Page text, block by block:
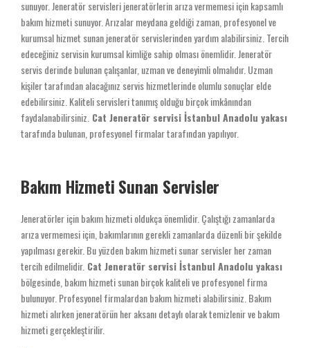
sunuyor. Jeneratör servisleri jeneratörlerin arıza vermemesi için kapsamlı
bakım hizmeti sunuyor. Arızalar meydana geldiği zaman, profesyonel ve
kurumsal hizmet sunan jeneratör servislerinden yardım alabilirsiniz. Tercih
edeceğiniz servisin kurumsal kimliğe sahip olması önemlidir. Jeneratör
servis derinde bulunan çalışanlar, uzman ve deneyimli olmalıdır. Uzman
kişiler tarafından alacağınız servis hizmetlerinde olumlu sonuçlar elde
edebilirsiniz. Kaliteli servisleri tanımış olduğu birçok imkânından
faydalanabilirsiniz. Cat Jeneratör servisi İstanbul Anadolu yakası
tarafında bulunan, profesyonel firmalar tarafından yapılıyor.
Bakım Hizmeti Sunan Servisler
Jeneratörler için bakım hizmeti oldukça önemlidir. Çalıştığı zamanlarda
arıza vermemesi için, bakımlarının gerekli zamanlarda düzenli bir şekilde
yapılması gerekir. Bu yüzden bakım hizmeti sunar servisler her zaman
tercih edilmelidir. Cat Jeneratör servisi İstanbul Anadolu yakası
bölgesinde, bakım hizmeti sunan birçok kaliteli ve profesyonel firma
bulunuyor. Profesyonel firmalardan bakım hizmeti alabilirsiniz. Bakım
hizmeti alırken jeneratörün her aksanı detaylı olarak temizlenir ve bakım
hizmeti gerçekleştirilir.